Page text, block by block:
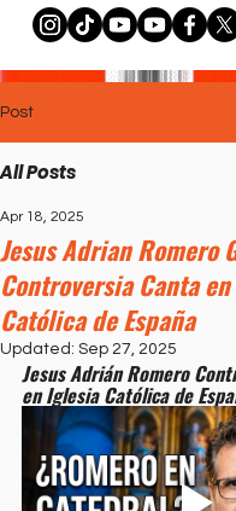
Post
All Posts
Jesus Adrian Romero
Controversia Canta
Católica de España
Apr 18, 2025
Updated: Sep 27, 2025
Jesus Adrián Romero
en Iglesia Católica de